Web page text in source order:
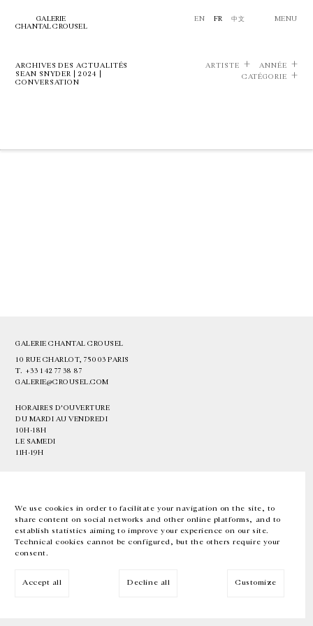
We use cookies in order to facilitate your navigation on the site, to
share content on social networks and other online platforms, and to
establish statistics aiming to improve your experience on our site.
Technical cookies cannot be configured, but the others require your
consent.
Accept all Decline all Customize
GALERIE
CHANTAL CROUSEL
EN FR 中文 MENU
ARCHIVES DES ACTUALITÉS
SEAN SNYDER | 2024 |
CONVERSATION
ARTISTE
ANNÉE
CATÉGORIE
GALERIE CHANTAL CROUSEL
10 RUE CHARLOT, 75003 PARIS
T. +33 1 42 77 38 87
GALERIE@CROUSEL.COM
HORAIRES D'OUVERTURE
DU MARDI AU VENDREDI
10H-18H
LE SAMEDI
11H-19H
EN FR 中文 Facebook Instagram
Inscrivez-vous à notre newsletter